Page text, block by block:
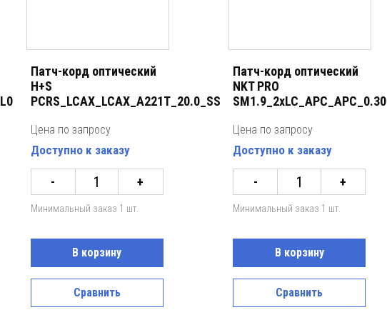
Патч-корд оптический
H+S
PCRS_LCAX_LCAX_A221T_20.0_SS
Цена по запросу
Доступно к заказу
- +
Минимальный заказ 1 шт.
В корзину
Сравнить
Патч-корд оптический
NKT PRO
SM1.9_2хLC_APC_APC_0.30
Цена по запросу
Доступно к заказу
- +
Минимальный заказ 1 шт.
В корзину
Сравнить